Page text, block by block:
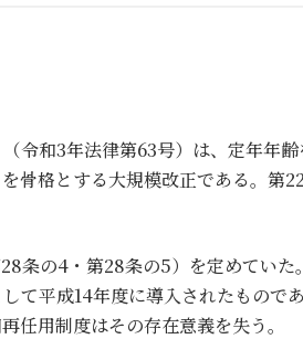
令和3年法律第63号）は、定年年
骨格とする大規模改正である。第
条の4・第28条の5）を定めてい
て平成14年度に導入されたもので
任用制度はその存在意義を失う。